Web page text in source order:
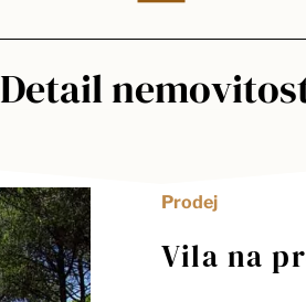
Detail
Prodej
Vila na